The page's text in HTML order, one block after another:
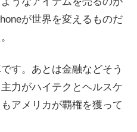
が世界を変えるものだ
す。あとは金融などそう
力がハイテクとヘルスケ
アメリカが覇権を獲って